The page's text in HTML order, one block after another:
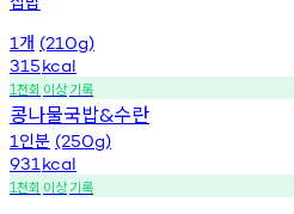
1 개 (210g)
315kcal
1천회 이상기록
콩나물국밥&수란
1 인분 (250g)
931 kcal
1천회 이상기록